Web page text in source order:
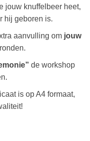
jouw knuffelbeer heet,
hij geboren is.
aanvulling om jouw
de workshop
is op A4 formaat,